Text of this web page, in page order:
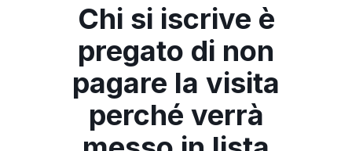
Chi si iscrive è
pregato di non
pagare la visita
perché verrà